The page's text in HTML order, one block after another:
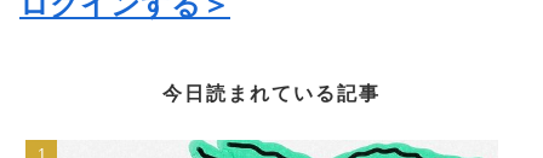
今日読まれている記事